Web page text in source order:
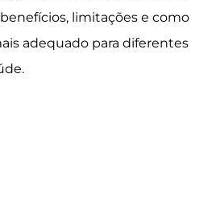
limitações e como
adequado para diferentes